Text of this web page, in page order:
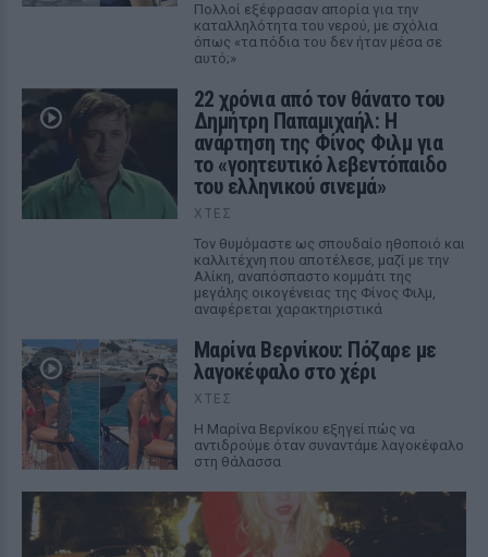
Πολλοί εξέφρασαν απορία για την
καταλληλότητα του νερού, με σχόλια
όπως «τα πόδια του δεν ήταν μέσα σε
αυτό;»
22 χρόνια από τον θάνατο του
Δημήτρη Παπαμιχαήλ: Η
ανάρτηση της Φίνος Φιλμ για
το «γοητευτικό λεβεντόπαιδο
του ελληνικού σινεμά»
ΧΤΕΣ
Τον θυμόμαστε ως σπουδαίο ηθοποιό και
καλλιτέχνη που αποτέλεσε, μαζί με την
Αλίκη, αναπόσπαστο κομμάτι της
μεγάλης οικογένειας της Φίνος Φιλμ,
αναφέρεται χαρακτηριστικά
Μαρίνα Βερνίκου: Πόζαρε με
λαγοκέφαλο στο χέρι
ΧΤΕΣ
Η Μαρίνα Βερνίκου εξηγεί πώς να
αντιδρούμε όταν συναντάμε λαγοκέφαλο
στη θάλασσα